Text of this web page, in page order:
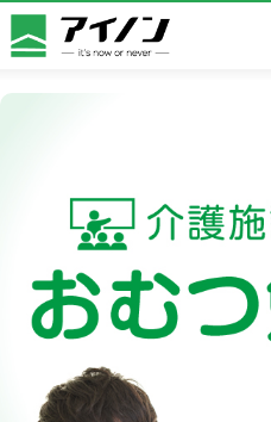
アイノンについて
サービス
よくあるご質問